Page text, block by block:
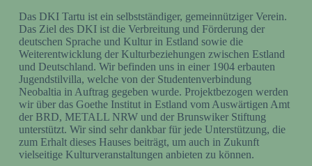
Das DKI Tartu ist ein selbstständiger, gemeinnütziger Verein.
Das Ziel des DKI ist die Verbreitung und Förderung der
deutschen Sprache und Kultur in Estland sowie die
Weiterentwicklung der Kulturbeziehungen zwischen Estland
und Deutschland. Wir befinden uns in einer 1904 erbauten
Jugendstilvilla, welche von der Studentenverbindung
Neobaltia in Auftrag gegeben wurde. Projektbezogen werden
wir über das Goethe Institut in Estland vom Auswärtigen Amt
der BRD, METALL NRW und der Brunswiker Stiftung
unterstützt. Wir sind sehr dankbar für jede Unterstützung, die
zum Erhalt dieses Hauses beiträgt, um auch in Zukunft
vielseitige Kulturveranstaltungen anbieten zu können.